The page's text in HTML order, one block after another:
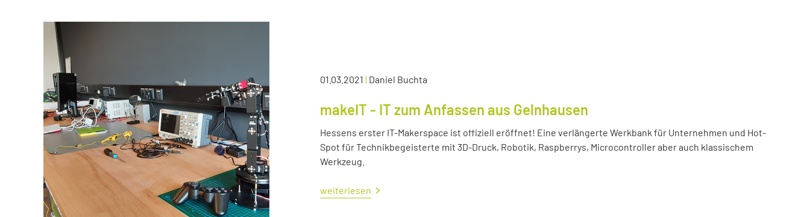
01.03.2021 | Daniel Buchta
makeIT - IT zum Anfassen aus Gelnhausen
Hessens erster IT-Makerspace ist offiziell eröffnet! Eine verlängerte Werkbank für Unternehmen und Hot-
Spot für Technikbegeisterte mit 3D-Druck, Robotik, Raspberrys, Microcontroller aber auch klassischem
Werkzeug.
weiterlesen